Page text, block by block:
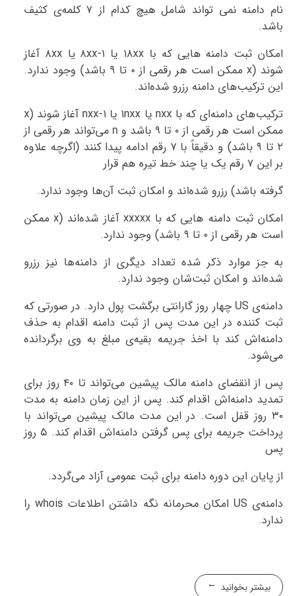
نام دامنه نمی تواند شامل هیچ کدام از ۷ کلمه‌ی کثیف
باشد.
امکان ثبت دامنه هایی که با ۱۸xx یا ۱-۸xx یا ۸xx آغاز
شوند (x ممکن است هر رقمی از ۰ تا ۹ باشد) وجود ندارد.
این ترکیب‌های دامنه رزرو شده‌اند.
ترکیب‌های دامنه‌ای که با nxx یا ۱nxx یا ۱-nxx آغاز شوند (x
ممکن است هر رقمی از ۰ تا ۹ باشد و n می‌تواند هر رقمی از
۲ تا ۹ باشد) و دقیقاً با ۷ رقم ادامه پیدا کنند (اگرچه علاوه
بر این ۷ رقم یک یا چند خط تیره هم قرار
گرفته باشد) رزرو شده‌اند و امکان ثبت آن‌ها وجود ندارد.
امکان ثبت دامنه هایی که با xxxxx آغاز شده‌اند (x ممکن
است هر رقمی از ۰ تا ۹ باشد) وجود ندارد.
به جز موارد ذکر شده تعداد دیگری از دامنه‌ها نیز رزرو
شده‌اند و امکان ثبت‌شان وجود ندارد.
دامنه‌ی US چهار روز گارانتی برگشت پول دارد. در صورتی که
ثبت کننده در این مدت پس از ثبت دامنه اقدام به حذف
دامنه‌اش کند با اخذ جریمه بقیه‌ی مبلغ به وی برگردانده
می‌شود.
پس از انقضای دامنه مالک پیشین می‌تواند تا ۴۰ روز برای
تمدید دامنه‌اش اقدام کند. پس از این زمان دامنه به مدت
۳۰ روز قفل است. در این مدت مالک پیشین می‌تواند با
پرداخت جریمه برای پس گرفتن دامنه‌اش اقدام کند. ۵ روز
پس
از پایان این دوره دامنه برای ثبت عمومی آزاد می‌گردد.
دامنه‌ی US امکان محرمانه نگه داشتن اطلاعات whois را
ندارد.
بیشتر بخوانید